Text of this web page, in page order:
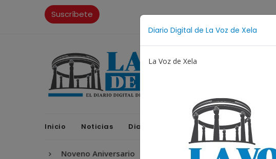
Diario Digital de La Voz de Xela
La Voz de Xela
Suscríbete
Inicio Noticias Diario Digital Opiniones La Voz
Noveno Aniversario Fichajes Niñez y Adolescencia